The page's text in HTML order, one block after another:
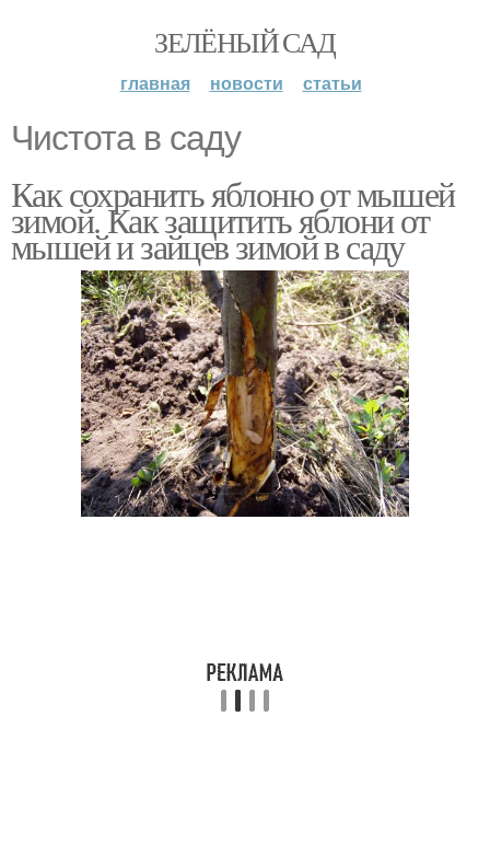
ЗЕЛЁНЫЙ САД
главная новости статьи
Чистота в саду
Как сохранить яблоню от мышей
зимой. Как защитить яблони от
мышей и зайцев зимой в саду